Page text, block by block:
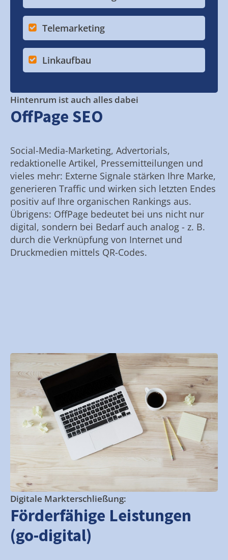
Telemarketing
Linkaufbau
Hintenrum ist auch alles dabei
OffPage SEO
Social-Media-Marketing, Advertorials,
redaktionelle Artikel, Pressemitteilungen und
vieles mehr: Externe Signale stärken Ihre Marke,
generieren Traffic und wirken sich letzten Endes
positiv auf Ihre organischen Rankings aus.
Übrigens: OffPage bedeutet bei uns nicht nur
digital, sondern bei Bedarf auch analog - z. B.
durch die Verknüpfung von Internet und
Druckmedien mittels QR-Codes.
Digitale Markterschließung:
Förderfähige Leistungen
(go-digital)